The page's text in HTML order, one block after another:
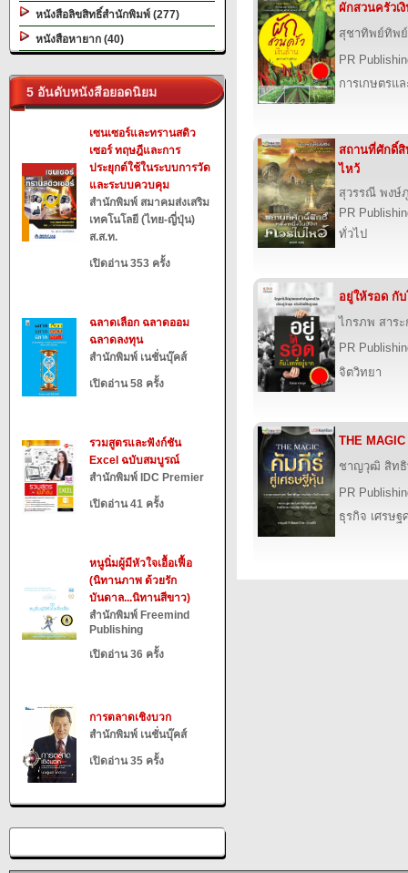
หนังสือลิขสิทธิ์สำนักพิมพ์ (277)
หนังสือหายาก (40)
5 อันดับหนังสือยอดนิยม
เซนเซอร์และทรานสดิว
เซอร์ ทฤษฎีและการ
ประยุกต์ใช้ในระบบการวัด
และระบบควบคุม
สำนักพิมพ์ สมาคมส่งเสริม
เทคโนโลยี (ไทย-ญี่ปุ่น)
ส.ส.ท.
เปิดอ่าน 353 ครั้ง
ฉลาดเลือก ฉลาดออม
ฉลาดลงทุน
สำนักพิมพ์ เนชั่นบุ๊คส์
เปิดอ่าน 58 ครั้ง
รวมสูตรและฟังก์ชัน
Excel ฉบับสมบูรณ์
สำนักพิมพ์ IDC Premier
เปิดอ่าน 41 ครั้ง
หนูนิ่มผู้มีหัวใจเอื้อเฟื้อ
(นิทานภาพ ด้วยรัก
บันดาล...นิทานสีขาว)
สำนักพิมพ์ Freemind
Publishing
เปิดอ่าน 36 ครั้ง
การตลาดเชิงบวก
สำนักพิมพ์ เนชั่นบุ๊คส์
เปิดอ่าน 35 ครั้ง
ผักสวนครัวเ
สุชาทิพย์ทิพย์
PR
การเกษตรแ
สถานที่ศักดิ์สิ
ไหว้
สุวรรณี พงษ์
PR
ทั่วไป
อยู่ให้รอด กั
ไกรภพ สาระ
PR
จิตวิทยา
THE
ชาญวุฒิ สิทธิ
PR
ธุรกิจ เศรษฐ